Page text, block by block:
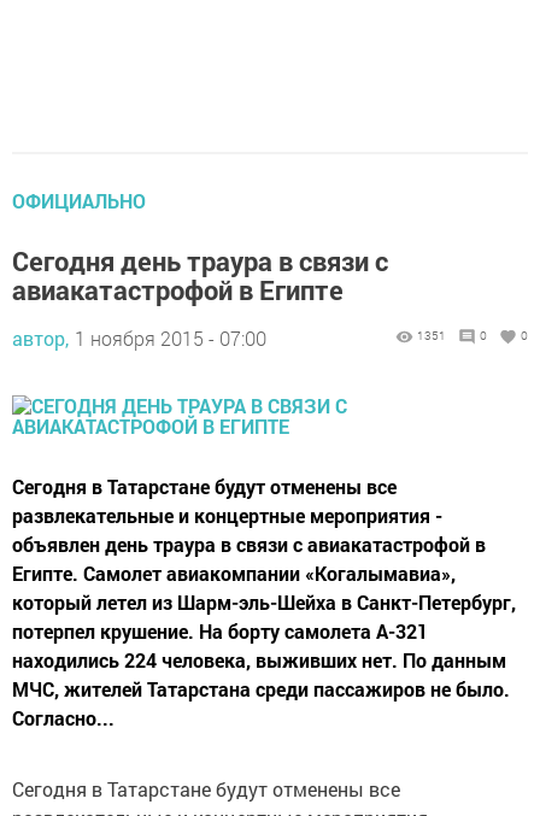
ОФИЦИАЛЬНО
Сегодня день траура в связи с
авиакатастрофой в Египте
автор, 1 ноября 2015 - 07:00 1351 0 0
Сегодня в Татарстане будут отменены все
развлекательные и концертные мероприятия -
объявлен день траура в связи с авиакатастрофой в
Египте. Самолет авиакомпании «Когалымавиа»,
который летел из Шарм-эль-Шейха в Санкт-Петербург,
потерпел крушение. На борту самолета А-321
находились 224 человека, выживших нет. По данным
МЧС, жителей Татарстана среди пассажиров не было.
Согласно...
Сегодня в Татарстане будут отменены все